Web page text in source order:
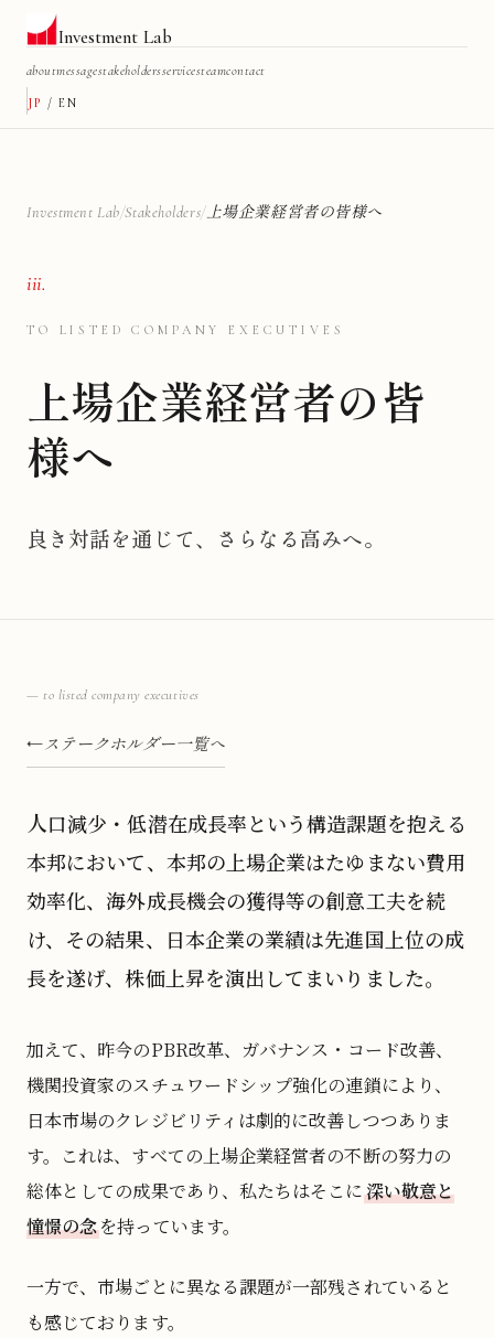
Investment Lab
aboutmessagestakeholdersservicesteamcontact
JP /EN
Investment Lab/Stakeholders/上場企業経営者の皆様へ
iii.
TO LISTED COMPANY EXECUTIVES
上場企業経営者の皆
様へ
良き対話を通じて、さらなる高みへ。
— to listed company executives
ステークホルダー一覧へ
人口減少・低潜在成長率という構造課題を抱える
本邦において、本邦の上場企業はたゆまない費用
効率化、海外成長機会の獲得等の創意工夫を続
け、その結果、日本企業の業績は先進国上位の成
長を遂げ、株価上昇を演出してまいりました。
加えて、昨今のPBR改革、ガバナンス・コード改善、
機関投資家のスチュワードシップ強化の連鎖により、
日本市場のクレジビリティは劇的に改善しつつありま
す。これは、すべての上場企業経営者の不断の努力の
総体としての成果であり、私たちはそこに深い敬意と
憧憬の念を持っています。
一方で、市場ごとに異なる課題が一部残されていると
も感じております。